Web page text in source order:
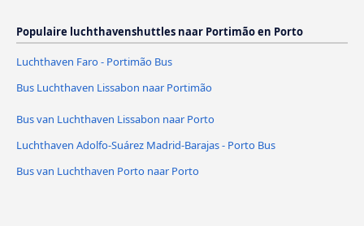
Populaire luchthavenshuttles naar Portimão en Porto
Luchthaven Faro - Portimão Bus
Bus Luchthaven Lissabon naar Portimão
Bus van Luchthaven Lissabon naar Porto
Luchthaven Adolfo-Suárez Madrid-Barajas - Porto Bus
Bus van Luchthaven Porto naar Porto